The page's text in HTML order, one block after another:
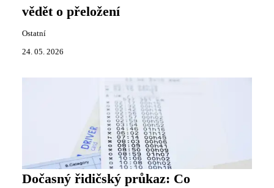
vědět o přeložení
Ostatní
24. 05. 2026
Dočasný řidičský průkaz: Co